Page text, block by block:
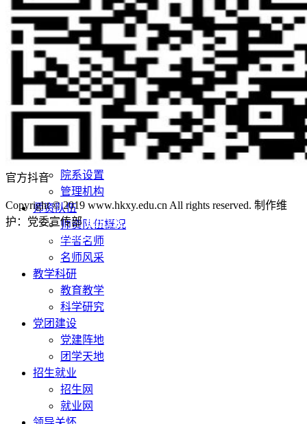
学校简介
学校董事长
现任领导
学校董事会
名誉校长
学校顾问
校徽校训
学校荣誉
机构设置
院系设置
管理机构
师资队伍
师资队伍概况
学者名师
名师风采
教学科研
教育教学
科学研究
党团建设
党建阵地
团学天地
招生就业
招生网
就业网
官方抖音
Copyright © 2019 www.hkxy.edu.cn All rights reserved. 制作维
护：党委宣传部鄂ICP备12011456号-3
42011502001236号